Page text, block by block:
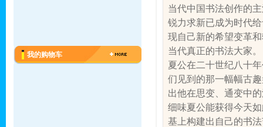
我的购物车
当代中国书法创作的
锐力求新已成为时代
现自己新的希望变革
当代真正的书法大家。
夏公在二十世纪八十
们见到的那一幅幅古
出他在思变、通变中
细味夏公能获得今天
基上构建出自己的书